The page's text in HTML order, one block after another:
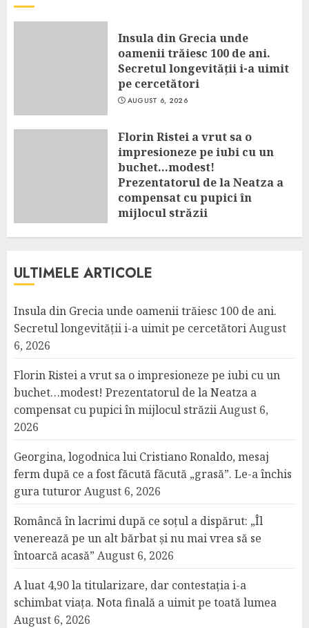
Insula din Grecia unde
oamenii trăiesc 100 de ani.
Secretul longevității i-a uimit
pe cercetători
AUGUST 6, 2026
Florin Ristei a vrut sa o
impresioneze pe iubi cu un
buchet…modest!
Prezentatorul de la Neatza a
compensat cu pupici în
mijlocul străzii
ULTIMELE ARTICOLE
Insula din Grecia unde oamenii trăiesc 100 de ani.
Secretul longevității i-a uimit pe cercetătoriAugust
6, 2026
Florin Ristei a vrut sa o impresioneze pe iubi cu un
buchet…modest! Prezentatorul de la Neatza a
compensat cu pupici în mijlocul străziiAugust 6,
2026
Georgina, logodnica lui Cristiano Ronaldo, mesaj
ferm după ce a fost făcută făcută „grasă”. Le-a închis
gura tuturorAugust 6, 2026
Româncă în lacrimi după ce soțul a dispărut: „Îl
venerează pe un alt bărbat și nu mai vrea să se
întoarcă acasă” August 6, 2026
A luat 4,90 la titularizare, dar contestația i-a
schimbat viața. Nota finală a uimit pe toată lumea
August 6, 2026